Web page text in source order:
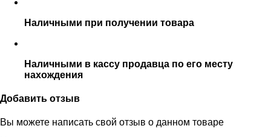
Наличными при получении товара
Наличными в кассу продавца по его месту
нахождения
Добавить отзыв
Вы можете написать свой отзыв о данном товаре